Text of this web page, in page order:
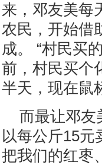
来，邓友美每
农民，开始借
成。 “村民买
前，村民买个
半天，现在鼠
而最让邓友
以每公斤15元
把我们的红枣